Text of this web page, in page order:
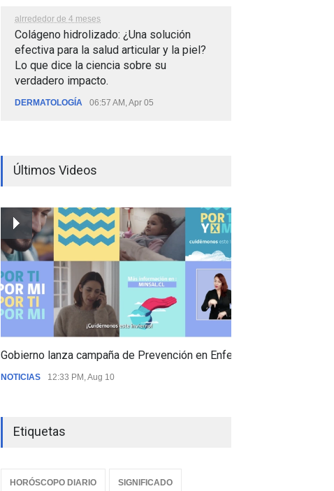
alrrededor de 4 meses
Colágeno hidrolizado: ¿Una solución
efectiva para la salud articular y la piel?
Lo que dice la ciencia sobre su
verdadero impacto.
DERMATOLOGÍA 06:57 AM, Apr 05
Últimos Videos
Gobierno lanza campaña de Prevención en Enfermedades
NOTICIAS 12:33 PM, Aug 10
Etiquetas
HORÓSCOPO DIARIO SIGNIFICADO